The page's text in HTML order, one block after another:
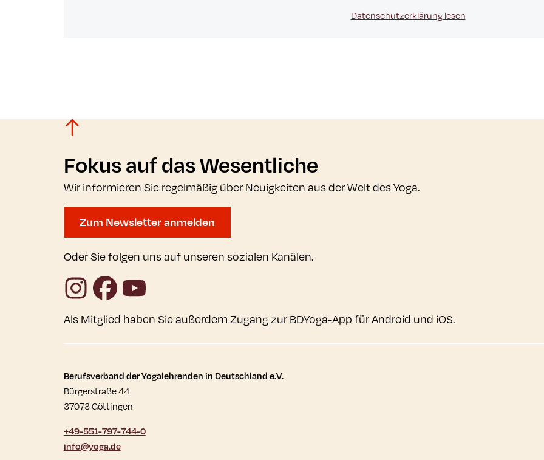
Datenschutzerklärung lesen
Fokus auf das Wesentliche
Wir informieren Sie regelmäßig über Neuigkeiten aus der Welt des Yoga.
Zum Newsletter anmelden
Oder Sie folgen uns auf unseren sozialen Kanälen.
InstagramFacebook
YouTube
Als Mitglied haben Sie außerdem Zugang zur BDYoga-App für Android und iOS.
Kontaktdaten und weitere Links
Berufsverband der Yogalehrenden in Deutschland e.V.
Bürgerstraße 44
37073 Göttingen
+49-551-797-744-0
info@yoga.de